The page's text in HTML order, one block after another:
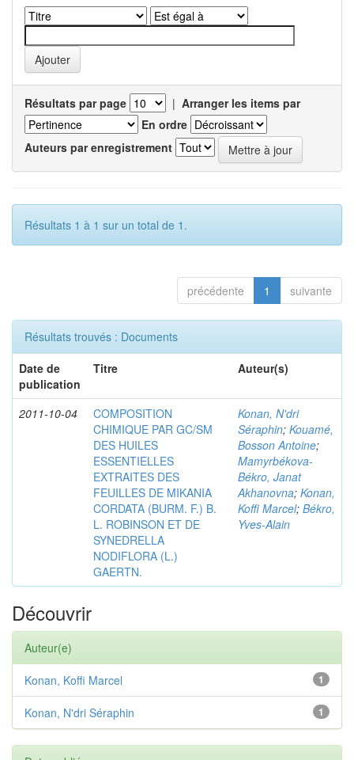
Résultats par page | Arranger les items par
En ordre
Auteurs par enregistrement
Résultats 1 à 1 sur un total de 1.
précédente 1 suivante
Résultats trouvés : Documents
Date de
publication
Titre Auteur(s)
2011-10-04
COMPOSITION
CHIMIQUE PAR GC/SM
DES HUILES
ESSENTIELLES
EXTRAITES DES
FEUILLES DE MIKANIA
CORDATA (BURM. F.) B.
L. ROBINSON ET DE
SYNEDRELLA
NODIFLORA (L.)
GAERTN.
Konan, N'dri
Séraphin; Kouamé,
Bosson Antoine;
Mamyrbékova-
Békro, Janat
Akhanovna; Konan,
Koffi Marcel; Békro,
Yves-Alain
Découvrir
Auteur(e)
1
Konan, Koffi Marcel
1
Konan, N'dri Séraphin